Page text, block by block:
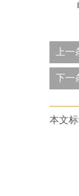
上一
下一
本文标